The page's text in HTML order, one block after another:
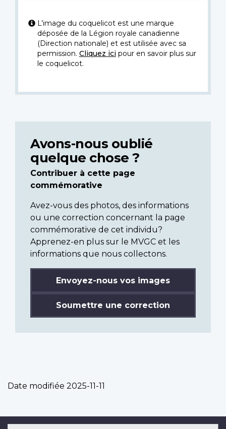
L’image du coquelicot est une marque
déposée de la Légion royale canadienne
(Direction nationale) et est utilisée avec sa
permission. Cliquez icipour en savoir plus sur
le coquelicot.
Avons-nous oublié
quelque chose ?
Contribuer à cette page
commémorative
Avez-vous des photos, des informations
ou une correction concernant la page
commémorative de cet individu?
Apprenez-en plus sur le MVGC et les
informations que nous collectons.
Envoyez-nous vos images
Soumettre une correction
Date modifiée 2025-11-11